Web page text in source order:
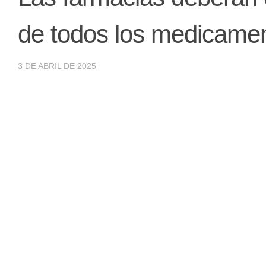
de todos los
3 DE ABRIL DE 2025